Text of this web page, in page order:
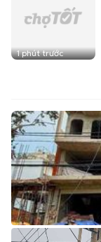
1 phút trước